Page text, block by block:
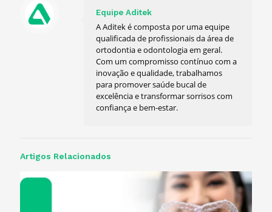
Equipe Aditek
A Aditek é composta por uma equipe
qualificada de profissionais da área de
ortodontia e odontologia em geral.
Com um compromisso contínuo com a
inovação e qualidade, trabalhamos
para promover saúde bucal de
excelência e transformar sorrisos com
confiança e bem-estar.
Artigos Relacionados